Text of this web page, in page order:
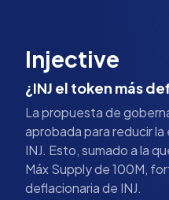
Injective
¿INJ el token más
La propuesta de
aprobada para reducir
INJ. Esto, sumado a la
Máx Supply de 100M,
deflacionaria de INJ.